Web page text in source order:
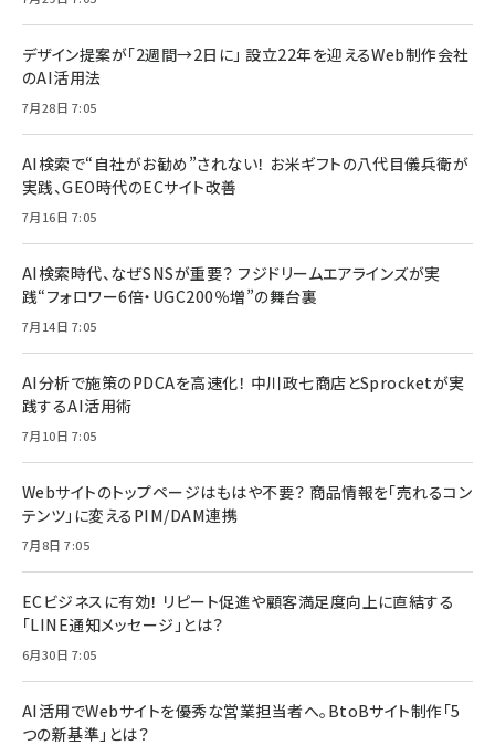
デザイン提案が「2週間→2日に」 設立22年を迎えるWeb制作会社
のAI活用法
7月28日 7:05
AI検索で“自社がお勧め”されない！ お米ギフトの八代目儀兵衛が
実践、GEO時代のECサイト改善
7月16日 7:05
AI検索時代、なぜSNSが重要？ フジドリームエアラインズが実
践“フォロワー6倍・UGC200％増”の舞台裏
7月14日 7:05
AI分析で施策のPDCAを高速化！ 中川政七商店とSprocketが実
践するAI活用術
7月10日 7:05
Webサイトのトップページはもはや不要？ 商品情報を「売れるコン
テンツ」に変えるPIM/DAM連携
7月8日 7:05
ECビジネスに有効！ リピート促進や顧客満足度向上に直結する
「LINE通知メッセージ」とは？
6月30日 7:05
AI活用でWebサイトを優秀な営業担当者へ。BtoBサイト制作「5
つの新基準」とは？